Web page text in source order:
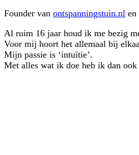
Founder van ontspanningstuin.nl en
Al ruim 16 jaar houd ik me bezig
Voor mij hoort het allemaal bij
Mijn passie is ‘intuïtie’.
Met alles wat ik doe heb ik dan